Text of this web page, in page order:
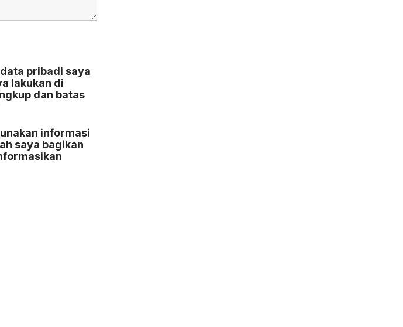
pribadi saya
lakukan di
dan batas
informasi
saya bagikan